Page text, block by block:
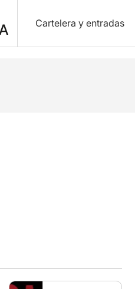
Cartelera y entradas